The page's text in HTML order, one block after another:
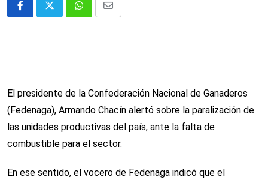
WhatsappComparte
El presidente de la Confederación Nacional de Ganaderos
(Fedenaga), Armando Chacín alertó sobre la paralización de
las unidades productivas del país, ante la falta de
combustible para el sector.
En ese sentido, el vocero de Fedenaga indicó que el